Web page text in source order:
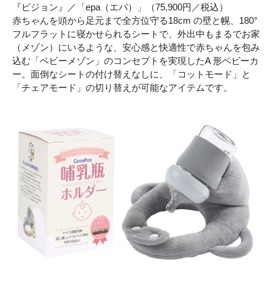
『ピジョン』／「epa（エパ）」（75,900円／税込）
赤ちゃんを頭から足元まで全方位守る18cm の壁と幌、180°
フルフラットに寝かせられるシートで、外出中もまるでお家
（メゾン）にいるような、安心感と快適性で赤ちゃんを包み
込む「ベビーメゾン」のコンセプトを実現したA 形ベビーカ
ー。面倒なシートの付け替えなしに、「コットモード」と
「チェアモード」の切り替えが可能なアイテムです。